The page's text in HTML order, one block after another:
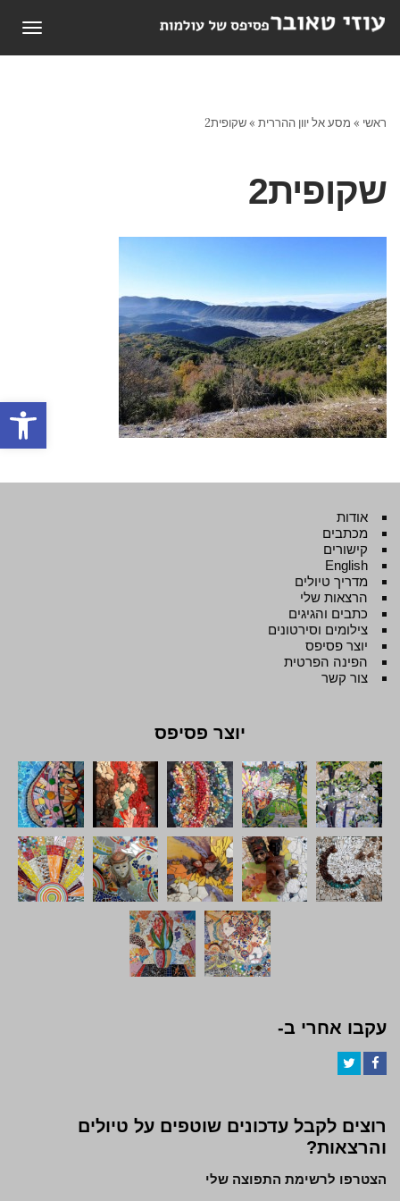
פתח
ראשי » מסע אל יוון ההררית »שקופית2
שקופית2
אודות
מכתבים
קישורים
English
מדריך טיולים
הרצאות שלי
כתבים והגיגים
צילומים וסירטונים
יוצר פסיפס
הפינה הפרטית
צור קשר
יוצר פסיפס
עקבו אחרי ב-
רוצים לקבל עדכונים שוטפים על טיולים
והרצאות?
הצטרפו לרשימת התפוצה שלי